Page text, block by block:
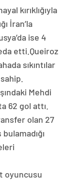
kırıklığıyla
İran’la
ise 4
etti.Queiroz
sıkıntılar
Mehdi
62 gol attı.
olan 27
oyuncusu